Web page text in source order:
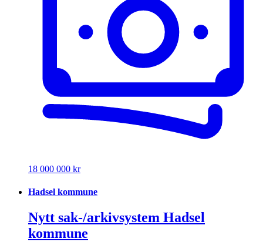
18 000 000 kr
Hadsel kommune
Nytt sak-/arkivsystem Hadsel
kommune